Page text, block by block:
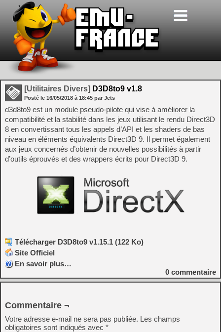
[Utilitaires Divers] D3D8to9 v1.8
Posté le 16/05/2018 à 18:45 par Jets
d3d8to9 est un module pseudo-pilote qui vise à améliorer la
compatibilité et la stabilité dans les jeux utilisant le rendu Direct3D
8 en convertissant tous les appels d’API et les shaders de bas
niveau en éléments équivalents Direct3D 9. Il permet également
aux jeux concernés d’obtenir de nouvelles possibilités à partir
d’outils éprouvés et des wrappers écrits pour Direct3D 9.
Télécharger D3D8to9 v1.15.1 (122 Ko)
Site Officiel
En savoir plus…
0 commentaire
Commentaire ¬
Votre adresse e-mail ne sera pas publiée. Les champs
obligatoires sont indiqués avec *